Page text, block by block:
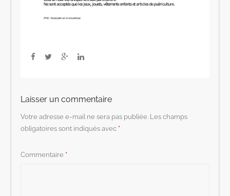
Laisser un commentaire
Votre adresse e-mail ne sera pas publiée.
Les champs
obligatoires sont indiqués avec *
Commentaire *